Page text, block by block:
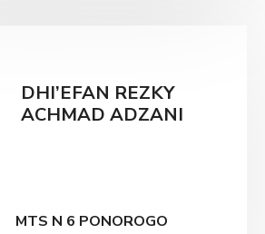
DHI’EFAN REZKY
ACHMAD ADZANI
MTS N 6 PONOROGO